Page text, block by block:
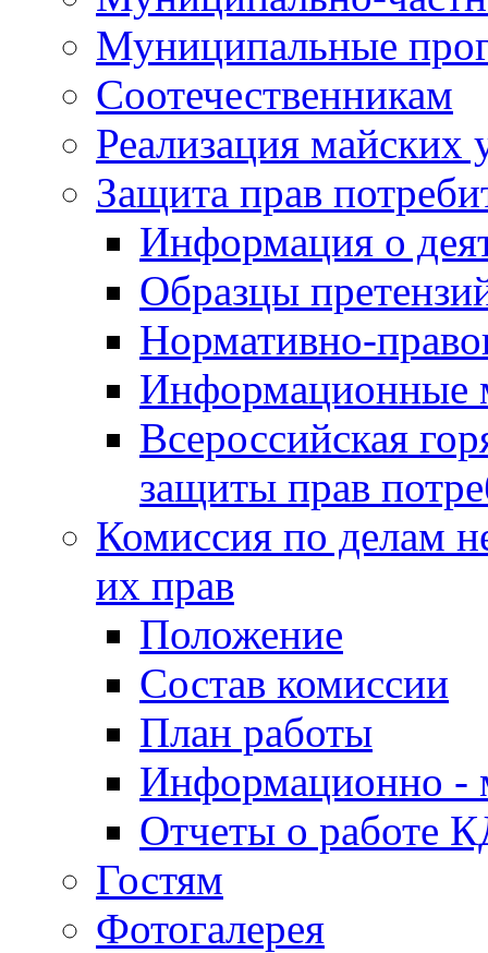
Муниципальные
Соотечественникам
Реализация майских
Защита прав
Информация о
Образцы
Нормативно-
Информационные
Всероссийская
защиты прав
Комиссия по делам
их прав
Положение
Состав комиссии
План работы
Информационно -
Отчеты о работе
Гостям
Фотогалерея